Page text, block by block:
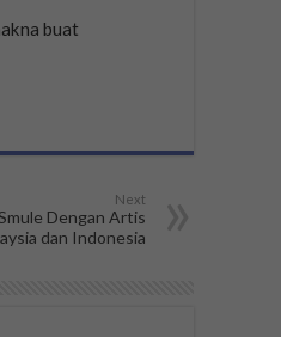
buat
Next
Dengan Artis
dan Indonesia